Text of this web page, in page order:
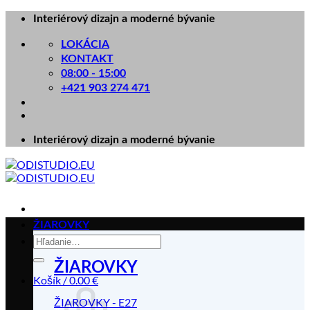
Skip
content
Interiérový dizajn a moderné bývanie
LOKÁCIA
KONTAKT
08:00 - 15:00
+421 903 274 471
Interiérový dizajn a moderné bývanie
Hľadať:
Košík /0.00€
ŽIAROVKY
ŽIAROVKY
ŽIAROVKY - E27